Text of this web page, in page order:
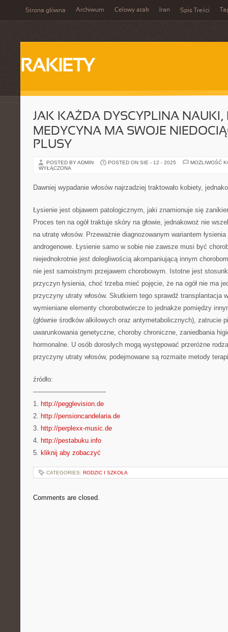
Strona główna Archiwum Celowy atak Iran Spis Treści
RAKIETY
JAK KAŻDA DYSCYPLINA NAUKI,
MEDYCYNA MA SWOJE
PLUSY
POSTED BY ADMIN POSTED ON SIE - 12 - 2025
MOŻLIWOŚĆ
WYŁĄCZONA
Dawniej wypadanie włosów najrzadziej traktowało kobiety,
Łysienie jest objawem patologicznym, jaki znamionuje się
Proces ten na ogół traktuje skóry na głowie, jednakowoż nie
na utratę włosów. Przeważnie diagnozowanym wariantem
androgenowe. Łysienie samo w sobie nie zawsze musi być
niejednokrotnie jest dolegliwością akompaniującą innym
nie jest samoistnym przejawem chorobowym. Istotne jest
przyczyn łysienia, choć trzeba mieć pojęcie, że na ogół nie ma
przyczyny utraty włosów. Skutkiem tego sprawdź transplantacja
wymieniane elementy chorobotwórcze to jednakże pomiędzy
(głównie środków alkilowych oraz antymetabolicznych), zatrucie
uwarunkowania genetyczne, choroby chroniczne, zaniedbania
hormonalne. U osób dorosłych mogą występować przeróżne
przyczyny utraty włosów, podejmowane są rozmaite metody
źródło:
———————————
1. http://pegglevision.de
2. http://pensioncandelaria.de
3. http://perplexx-music.de
4. http://pestabuku.info
5. kliknij aby zobaczyć
CATEGORIES: RODZIC I SZKOŁA
Comments are closed.